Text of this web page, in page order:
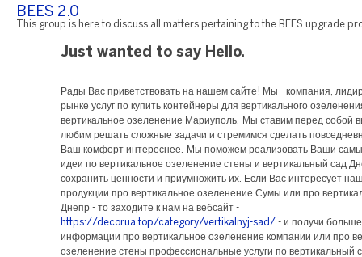
BEES 2.0
This group is here to discuss all matters pertaining to the BEES upgrade
Just wanted to say Hello.
Рады Вас приветствовать на нашем сайте! Мы - компания,
рынке услуг по купить контейнеры для вертикального
вертикальное озеленение Мариуполь. Мы ставим перед собой
любим решать сложные задачи и стремимся сделать
Ваш комфорт интереснее. Мы поможем реализовать Ваши
идеи по вертикальное озеленение стены и вертикальный сад
сохранить ценности и приумножить их. Если Вас интересует
продукции про вертикальное озеленение Сумы или про
Днепр - то заходите к нам на вебсайт -
https://decorua.top/category/vertikalnyj-sad/ - и получи
информации про вертикальное озеленение компании или про
озеленение стены профессиональные услуги по вертикальный